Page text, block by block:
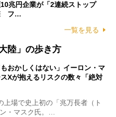
兆円企業が「2連続ストップ
フ…
一覧を見る
陸」の歩き方
もおかしくはない」イーロン・マ
Xが抱えるリスクの数々「絶対
場で史上初の「兆万長者（ト
・マスク氏。…